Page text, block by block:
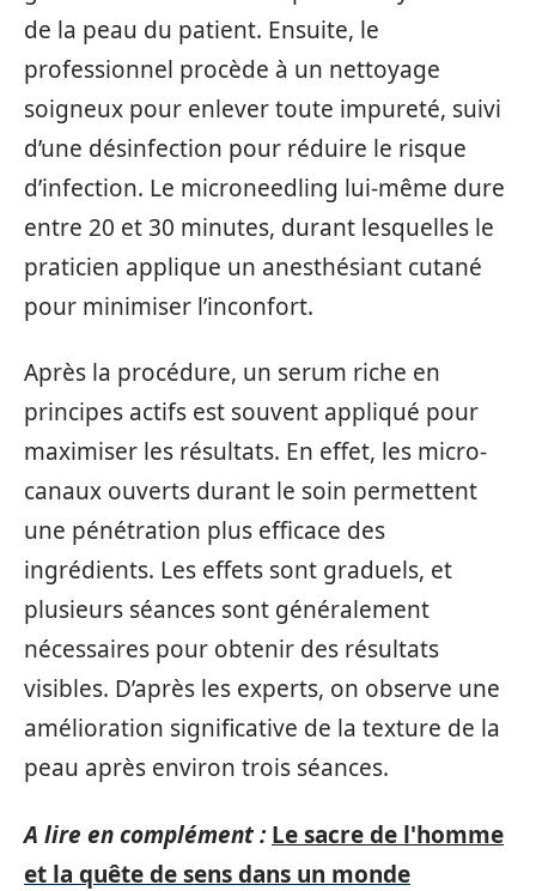
de la peau du patient. Ensuite, le
professionnel procède à un nettoyage
soigneux pour enlever toute impureté, suivi
d’une désinfection pour réduire le risque
d’infection. Le microneedling lui-même dure
entre 20 et 30 minutes, durant lesquelles le
praticien applique un anesthésiant cutané
pour minimiser l’inconfort.
Après la procédure, un serum riche en
principes actifs est souvent appliqué pour
maximiser les résultats. En effet, les micro-
canaux ouverts durant le soin permettent
une pénétration plus efficace des
ingrédients. Les effets sont graduels, et
plusieurs séances sont généralement
nécessaires pour obtenir des résultats
visibles. D’après les experts, on observe une
amélioration significative de la texture de la
peau après environ trois séances.
A lire en complément : Le sacre de l'homme
et la quête de sens dans un monde